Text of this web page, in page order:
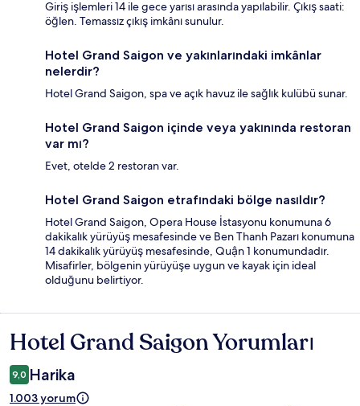
Giriş işlemleri 14 ile gece yarısı arasında yapılabilir. Çıkış saati:
öğlen. Temassız çıkış imkânı sunulur.
Hotel Grand Saigon ve yakınlarındaki imkânlar
nelerdir?
Hotel Grand Saigon, spa ve açık havuz ile sağlık kulübü sunar.
Hotel Grand Saigon içinde veya yakınında restoran
var mı?
Evet, otelde 2 restoran var.
Hotel Grand Saigon etrafındaki bölge nasıldır?
Hotel Grand Saigon, Opera House İstasyonu konumuna 6
dakikalık yürüyüş mesafesinde ve Ben Thanh Pazarı konumuna
14 dakikalık yürüyüş mesafesinde, Quận 1 konumundadır.
Misafirler, bölgenin yürüyüşe uygun ve kayak için ideal
olduğunu belirtiyor.
Yorumlar
Hotel Grand Saigon Yorumları
9,0 Harika
1.003 yorum